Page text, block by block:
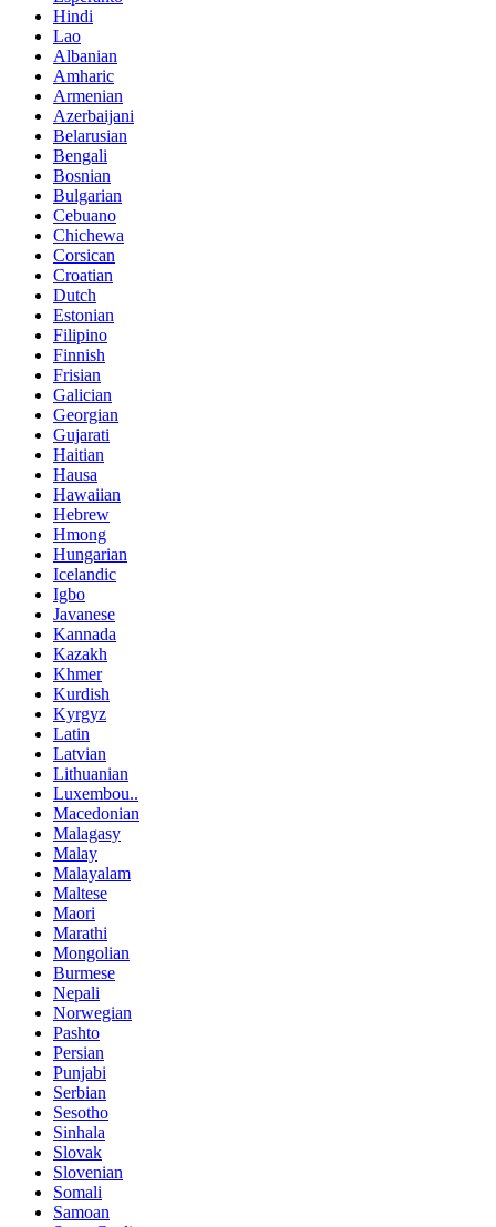
Hindi
Lao
Albanian
Amharic
Armenian
Azerbaijani
Belarusian
Bengali
Bosnian
Bulgarian
Cebuano
Chichewa
Corsican
Croatian
Dutch
Estonian
Filipino
Finnish
Frisian
Galician
Georgian
Gujarati
Haitian
Hausa
Hawaiian
Hebrew
Hmong
Hungarian
Icelandic
Igbo
Javanese
Kannada
Kazakh
Khmer
Kurdish
Kyrgyz
Latin
Latvian
Lithuanian
Luxembou..
Macedonian
Malagasy
Malay
Malayalam
Maltese
Maori
Marathi
Mongolian
Burmese
Nepali
Norwegian
Pashto
Persian
Punjabi
Serbian
Sesotho
Sinhala
Slovak
Slovenian
Somali
Samoan